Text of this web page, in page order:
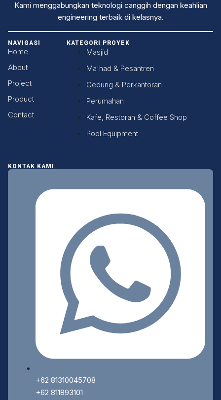
Kami menggabungkan teknologi canggih dengan keahlian
engineering terbaik di kelasnya.
NAVIGASI
Home
About
Project
Product
Contact
KATEGORI PROYEK
Masjid
Ma'had & Pesantren
Gedung & Perkantoran
Perumahan
Kafe, Restoran & Coffee Shop
Pool Equipment
KONTAK KAMI
+62 81310045708
+62 811893101